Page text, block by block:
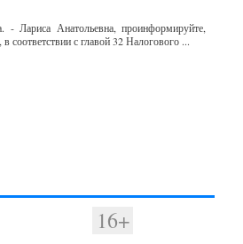
- Лариса Анатольевна, проинформируйте,
соответствии с главой 32 Налогового ...
16+